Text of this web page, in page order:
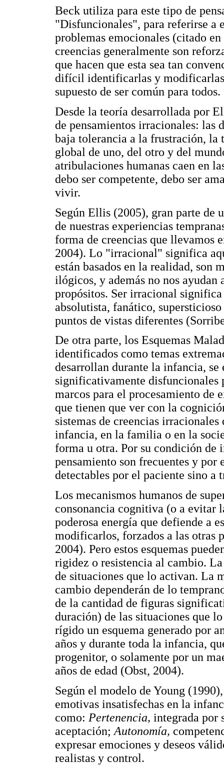
Beck utiliza para este tipo de
"Disfuncionales", para referirse a
problemas emocionales (citado
creencias generalmente son
que hacen que esta sea tan
difícil identificarlas y
supuesto de ser común para todos.
Desde la teoría desarrollada por
de pensamientos irracionales: las
baja tolerancia a la frustración,
global de uno, del otro y del
atribulaciones humanas caen en
debo ser competente, debo ser
vivir.
Según Ellis (2005), gran parte de
de nuestras experiencias
forma de creencias que llevamos
2004). Lo "irracional" significa
están basados en la realidad, son
ilógicos, y además no nos ayudan
propósitos. Ser irracional
absolutista, fanático,
puntos de vistas diferentes
De otra parte, los Esquemas
identificados como temas
desarrollan durante la infancia,
significativamente disfuncionales
marcos para el procesamiento de
que tienen que ver con la
sistemas de creencias
infancia, en la familia o en la
forma u otra. Por su condición de
pensamiento son frecuentes y
detectables por el paciente sino a
Los mecanismos humanos de
consonancia cognitiva (o a evitar
poderosa energía que defiende a
modificarlos, forzados a las otras
2004). Pero estos esquemas
rigidez o resistencia al cambio.
de situaciones que lo activan. La
cambio dependerán de lo
de la cantidad de figuras
duración) de las situaciones que
rígido un esquema generado por
años y durante toda la infancia,
progenitor, o solamente por un
años de edad (Obst, 2004).
Según el modelo de Young
emotivas insatisfechas en la
como: Pertenencia, integrada por
aceptación; Autonomía,
expresar emociones y deseos
realistas y control.